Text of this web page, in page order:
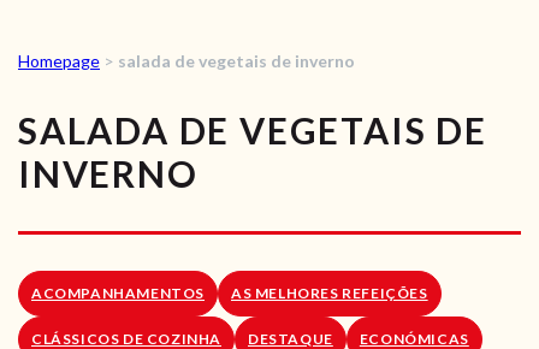
RECEITAS
VÍDEOS
LOJA ONLINE
Homepage > salada de vegetais de inverno
SALADA DE VEGETAIS DE
INVERNO
ACOMPANHAMENTOS AS MELHORES REFEIÇÕES
CLÁSSICOS DE COZINHA DESTAQUE ECONÓMICAS